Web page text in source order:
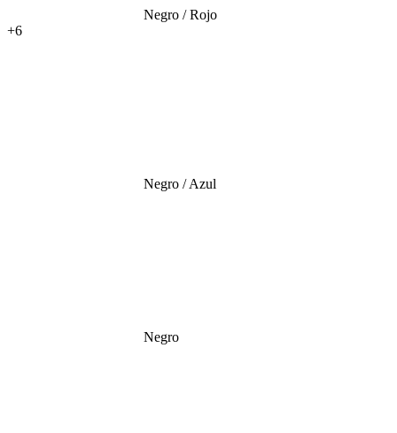
Negro / Rojo
+6
Negro / Azul
Negro